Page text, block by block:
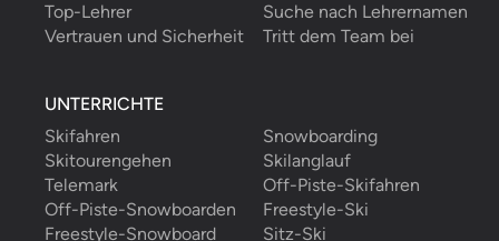
Top-Lehrer
Suche nach Lehrernamen
Vertrauen und Sicherheit
Tritt dem Team bei
UNTERRICHTE
Skifahren
Snowboarding
Skitourengehen
Skilanglauf
Telemark
Off-Piste-Skifahren
Off-Piste-Snowboarden
Freestyle-Ski
Freestyle-Snowboard
Sitz-Ski